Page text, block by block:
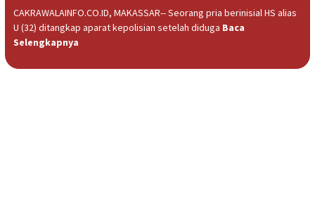
CAKRAWALAINFO.CO.ID, MAKASSAR-- Seorang pria berinisial HS alias
U (32) ditangkap aparat kepolisian setelah diduga Baca
Selengkapnya